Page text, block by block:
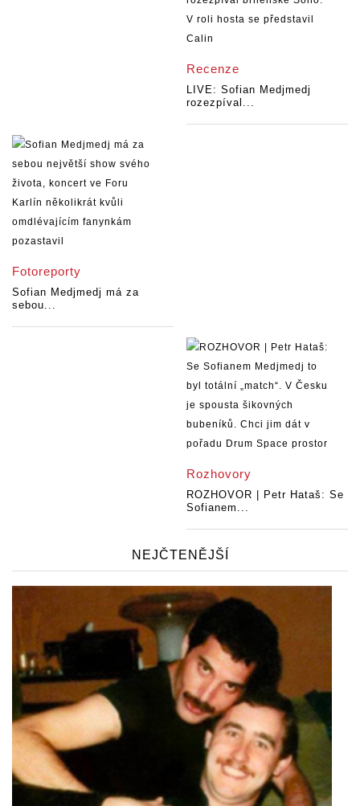
Recenze
LIVE: Sofian Medjmedj
rozezpíval...
Fotoreporty
Sofian Medjmedj má za
sebou...
Rozhovory
ROZHOVOR | Petr Hataš: Se
Sofianem...
NEJČTENĚJŠÍ